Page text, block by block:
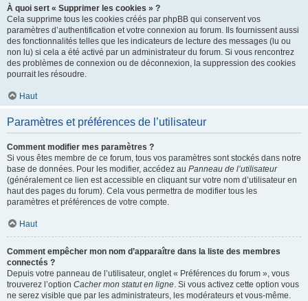
À quoi sert « Supprimer les cookies » ?
Cela supprime tous les cookies créés par phpBB qui conservent vos
paramètres d’authentification et votre connexion au forum. Ils fournissent aussi
des fonctionnalités telles que les indicateurs de lecture des messages (lu ou
non lu) si cela a été activé par un administrateur du forum. Si vous rencontrez
des problèmes de connexion ou de déconnexion, la suppression des cookies
pourrait les résoudre.
Haut
Paramètres et préférences de l’utilisateur
Comment modifier mes paramètres ?
Si vous êtes membre de ce forum, tous vos paramètres sont stockés dans notre
base de données. Pour les modifier, accédez au Panneau de l’utilisateur
(généralement ce lien est accessible en cliquant sur votre nom d’utilisateur en
haut des pages du forum). Cela vous permettra de modifier tous les
paramètres et préférences de votre compte.
Haut
Comment empêcher mon nom d’apparaître dans la liste des membres
connectés ?
Depuis votre panneau de l’utilisateur, onglet « Préférences du forum », vous
trouverez l’option Cacher mon statut en ligne. Si vous activez cette option vous
ne serez visible que par les administrateurs, les modérateurs et vous-même.